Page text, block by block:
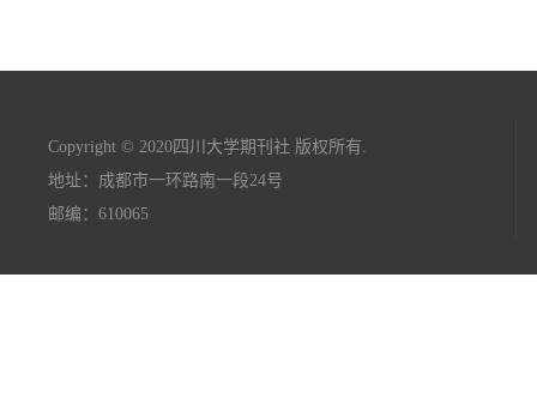
Copyright © 2020四川大学期刊社 版权所有.
地址：成都市一环路南一段24号
邮编：610065